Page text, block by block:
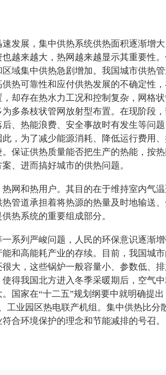
发展，集中供热系统供热面积逐渐增
越来越大，热网越来越显示其重要性
域集中供热急剧增加。我国城市供热
热可靠性和应付供热发展的不确定性
却存在热水力工况和控制复杂，网格
多条枝状管网放射型布置。在现阶段
、热能浪费、安全事故时有发生等问
，为了减少能源消耗、降低运行费用
保证供热质量能否把生产的热能，按
、进而搞好城市的供热问题。
网和热用户。其目的在于维持室内气
管道承担着将热源的热量及时地输送
热系统的重要组成部分。
系列严峻问题，人民的环保意识逐渐
和高能耗产业的存续。目前，我国城
大，这些锅炉一般容量小、参数低、
得我国北方进入冬季采暖期后，空气中
国家在“十二五”规划纲要中就明确提
业园区热电联产机组。集中供热比分
合环境保护的理念和节能减排的号召。